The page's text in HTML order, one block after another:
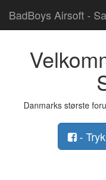
BadBoys Airsoft -
Danmarks største
-